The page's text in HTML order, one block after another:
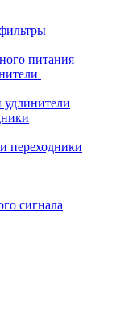
питания
удлинители
переходники
сигнала